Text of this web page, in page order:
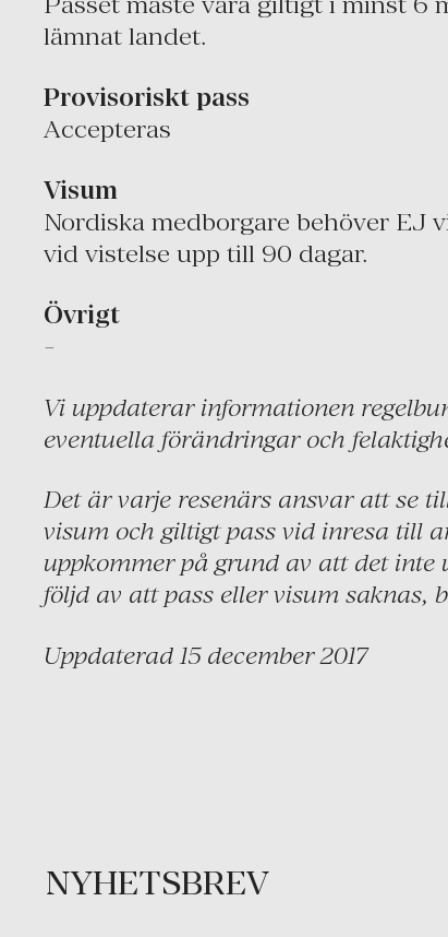
lämnat landet.
Provisoriskt pass
Accepteras
Visum
Nordiska medborgare behöver EJ
vid vistelse upp till 90 dagar.
Övrigt
-
Vi uppdaterar informationen
eventuella förändringar och
Det är varje resenärs ansvar att se
visum och giltigt pass vid inresa till
uppkommer på grund av att det
följd av att pass eller visum saknas,
Uppdaterad 15 december 2017
NYHETSBREV